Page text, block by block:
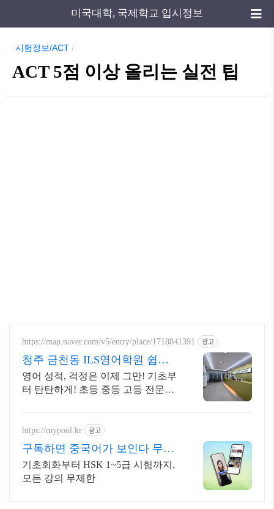
미국대학, 국제학교 입시정보
시험정보/ACT /
ACT 5점 이상 올리는 실전 팁
https://map.naver.com/v5/entry/place/1718841391 광고
청주 금천동 ILS영어학원 쉽고
재미있게 배우는 영어
영어 성적, 걱정은 이제 그만! 기초부
터 탄탄하게! 초등 중등 고등 전문영
회를 제공합니다.
https://mypool.kr 광고
구독하면 중국어가 보인다 무료
로 시작하기
기초회화부터 HSK 1~5급 시험까지,
모든 강의 무제한